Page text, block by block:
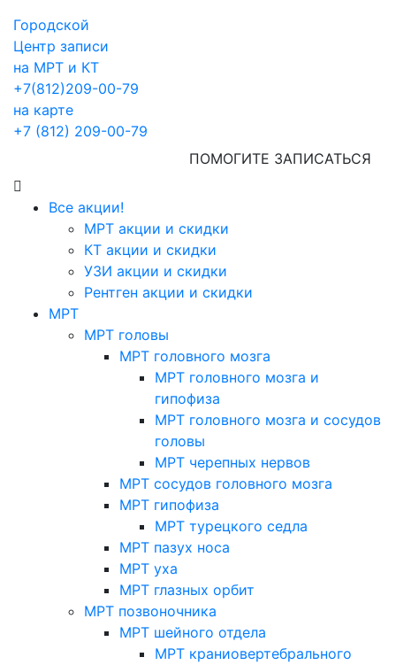
Городской
Центр записи
на МРТ и КТ
+7(812)209-00-79
на карте
+7 (812) 209-00-79
ПОМОГИТЕ ЗАПИСАТЬСЯ
Все акции!
МРТ акции и скидки
КТ акции и скидки
УЗИ акции и скидки
Рентген акции и скидки
МРТ
МРТ головы
МРТ головного мозга
МРТ головного мозга и
гипофиза
МРТ головного мозга и сосудов
головы
МРТ черепных нервов
МРТ сосудов головного мозга
МРТ гипофиза
МРТ турецкого седла
МРТ пазух носа
МРТ уха
МРТ глазных орбит
МРТ позвоночника
МРТ шейного отдела
МРТ краниовертебрального